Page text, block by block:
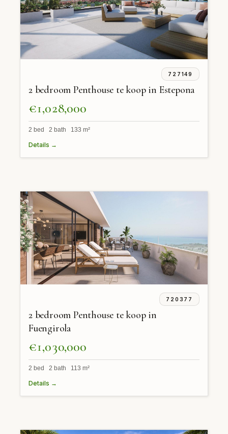
727149
2 bedroom Penthouse te koop in Estepona
€1,028,000
2 bed 2 bath 133 m²
Details →
720377
2 bedroom Penthouse te koop in
Fuengirola
€1,030,000
2 bed 2 bath 113 m²
Details →